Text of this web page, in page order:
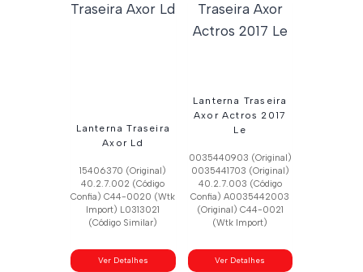
Lanterna Traseira
Axor Ld
15406370 (Original)
40.2.7.002 (Código
Confia) C44-0020 (Wtk
Import) L0313021
(Código Similar)
Ver Detalhes
Lanterna Traseira
Axor Actros 2017
Le
0035440903 (Original)
0035441703 (Original)
40.2.7.003 (Código
Confia) A0035442003
(Original) C44-0021
(Wtk Import)
Ver Detalhes